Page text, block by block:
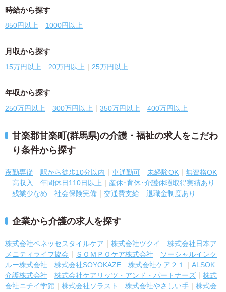
時給から探す
850円以上 1000円以上
月収から探す
15万円以上 20万円以上 25万円以上
年収から探す
250万円以上 300万円以上 350万円以上 400万円以上
甘楽郡甘楽町(群馬県)の介護・福祉の求人をこだわ
り条件から探す
夜勤専従 駅から徒歩10分以内 車通勤可 未経験OK
無資格OK
高収入
年間休日110日以上
産休･育休･介護休暇取得実績あり
残業少なめ
社会保険完備 交通費支給 退職金制度あり
企業から介護の求人を探す
株式会社ベネッセスタイルケア 株式会社ツクイ
株式会社日本ア
メニティライフ協会
ＳＯＭＰＯケア株式会社
ソーシャルインク
ルー株式会社
株式会社SOYOKAZE 株式会社ケア２１
ALSOK
介護株式会社
株式会社ケアリッツ・アンド・パートナーズ
株式
会社ニチイ学館
株式会社ソラスト 株式会社やさしい手
株式会